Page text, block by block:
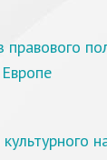
правового